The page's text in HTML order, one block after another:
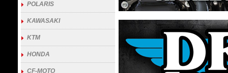
POLARIS
KAWASAKI
KTM
HONDA
CF-MOTO